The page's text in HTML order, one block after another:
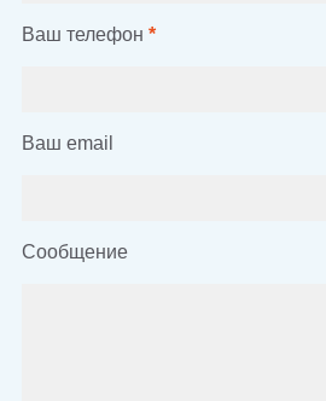
Ваш телефон *
Ваш email
Сообщение